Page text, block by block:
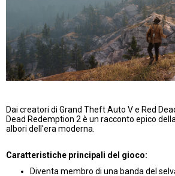
Dai creatori di Grand Theft Auto V e Red
Dead Redemption 2 è un racconto epico
albori dell'era moderna.
Caratteristiche principali del gioco:
Diventa membro di una banda del